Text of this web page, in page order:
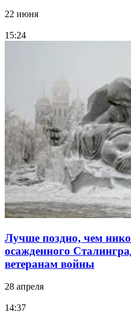
22 июня
15:24
Лучше поздно, чем
осажденного
ветеранам войны
28 апреля
14:37